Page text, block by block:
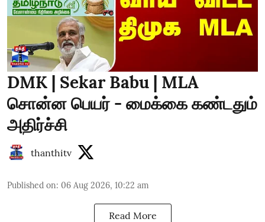
DMK | Sekar Babu | MLA
சொன்ன பெயர் - மைக்கை கண்டதும்
அதிர்ச்சி
thanthitv
Published on: 06 Aug 2026, 10:22 am
Read More